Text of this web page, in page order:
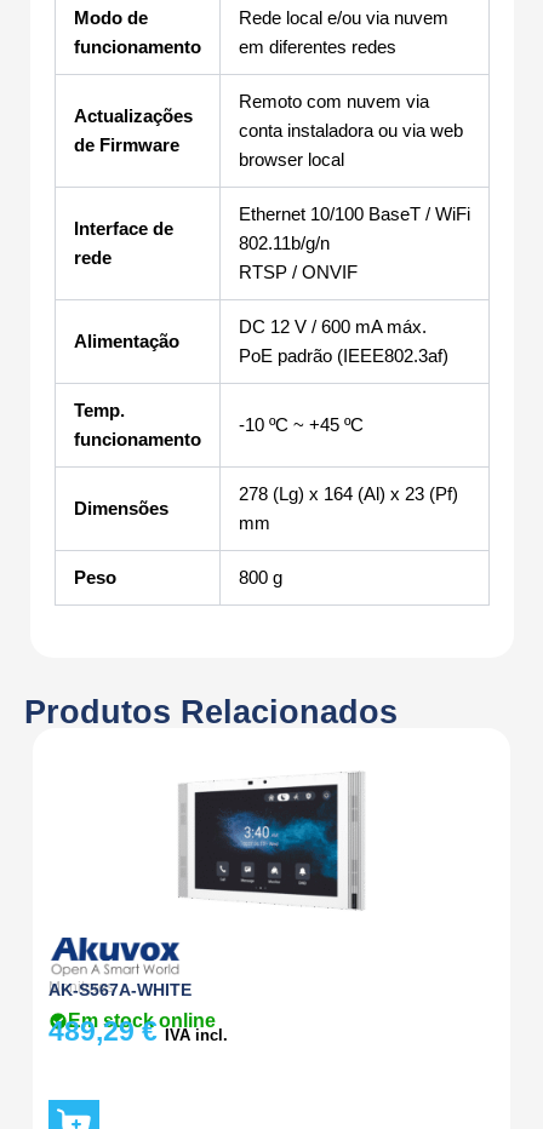
Modo de
funcionamento
Rede local e/ou via nuvem
em diferentes redes
Actualizações
de Firmware
Remoto com nuvem via
conta instaladora ou via web
browser local
Interface de
rede
Ethernet 10/100 BaseT / WiFi
802.11b/g/n
RTSP / ONVIF
Alimentação
DC 12 V / 600 mA máx.
PoE padrão (IEEE802.3af)
Temp.
funcionamento
-10 ºC ~ +45 ºC
Dimensões
278 (Lg) x 164 (Al) x 23 (Pf)
mm
Peso 800 g
Produtos Relacionados
Monitores
AK-S567A-WHITE
Em stock online
489,29€ IVA incl.